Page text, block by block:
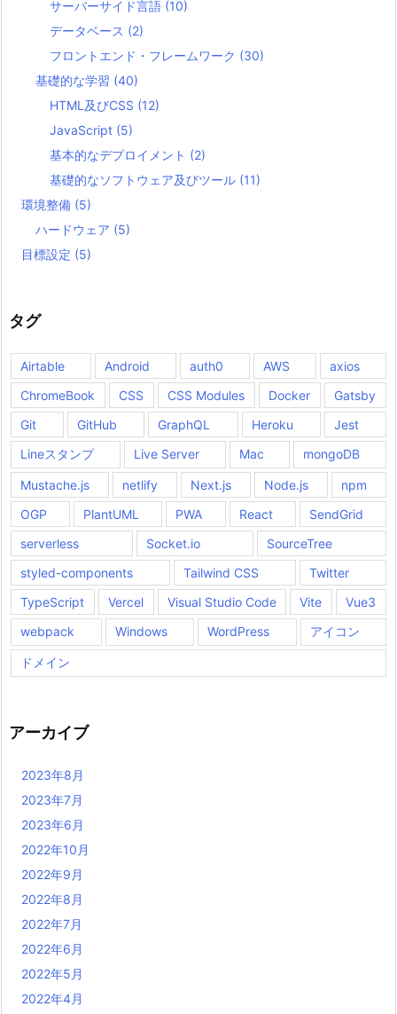
サーバーサイド言語 (10)
データベース (2)
フロントエンド・フレームワーク (30)
基礎的な学習 (40)
HTML及びCSS (12)
JavaScript (5)
基本的なデプロイメント (2)
基礎的なソフトウェア及びツール (11)
環境整備 (5)
ハードウェア (5)
目標設定 (5)
タグ
Airtable Android auth0 AWS
axios
ChromeBook
CSS CSS Modules Docker
Gatsby
Git
GitHub GraphQL Heroku
Jest
Lineスタンプ
Live Server Mac mongoDB
Mustache.js netlify Next.js Node.js
npm
OGP
PlantUML PWA React
SendGrid
serverless
Socket.io
SourceTree
styled-components
Tailwind CSS
Twitter
TypeScript
Vercel Visual Studio Code Vite
Vue3
webpack
Windows WordPress アイコン
ドメイン
アーカイブ
2023年8月
2023年7月
2023年6月
2022年10月
2022年9月
2022年8月
2022年7月
2022年6月
2022年5月
2022年4月